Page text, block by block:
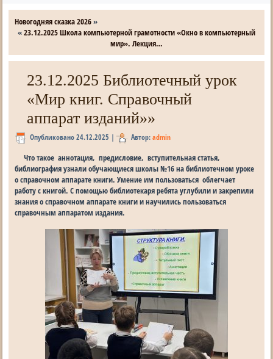
Новогодняя сказка 2026»
«23.12.2025 Школа компьютерной грамотности «Окно в компьютерный
мир». Лекция…
23.12.2025 Библиотечный урок
«Мир книг. Справочный
аппарат изданий»»
Опубликовано 24.12.2025 | Автор: admin
Что такое аннотация, предисловие, вступительная статья,
библиография узнали обучающиеся школы №16 на библиотечном уроке
о справочном аппарате книги. Умение им пользоваться облегчает
работу с книгой. С помощью библиотекаря ребята углубили и закрепили
знания о справочном аппарате книги и научились пользоваться
справочным аппаратом издания.